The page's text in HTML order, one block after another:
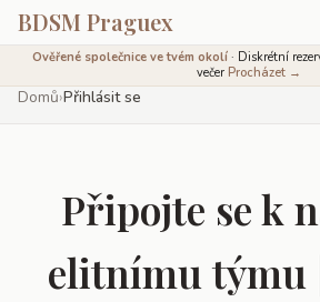
BDSM Praguex
Domů›Přihlásit se
Připojte se k
elitnímu týmu
Ověřené společnice ve tvém okolí· Diskrétní
večer Procházet →